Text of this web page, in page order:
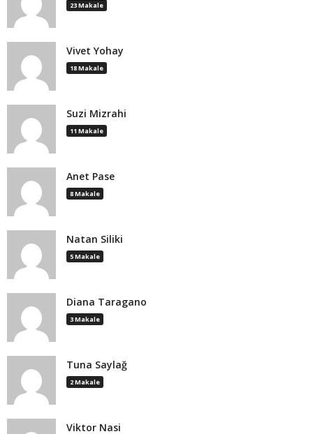
23 Makale
Vivet Yohay
18 Makale
Suzi Mizrahi
11 Makale
Anet Pase
8 Makale
Natan Siliki
5 Makale
Diana Taragano
3 Makale
Tuna Saylağ
2 Makale
Viktor Nasi